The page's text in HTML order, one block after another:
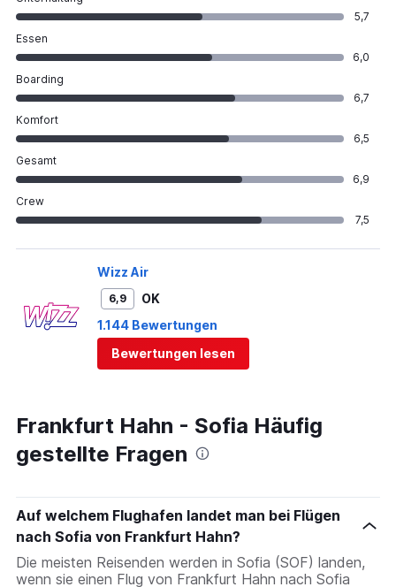
5,7
Essen
6,0
Boarding
6,7
Komfort
6,5
Gesamt
6,9
Crew
7,5
Wizz Air
6,9
OK
1.144 Bewertungen
Bewertungen lesen
Frankfurt Hahn - Sofia Häufig
gestellte Fragen
Auf welchem Flughafen landet man bei Flügen
nach Sofia von Frankfurt Hahn?
Die meisten Reisenden werden in Sofia (SOF) landen,
wenn sie einen Flug von Frankfurt Hahn nach Sofia